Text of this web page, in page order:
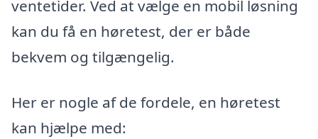
ventetider. Ved at vælge en mobil løsning
kan du få en høretest, der er både
bekvem og tilgængelig.
Her er nogle af de fordele, en høretest
kan hjælpe med: